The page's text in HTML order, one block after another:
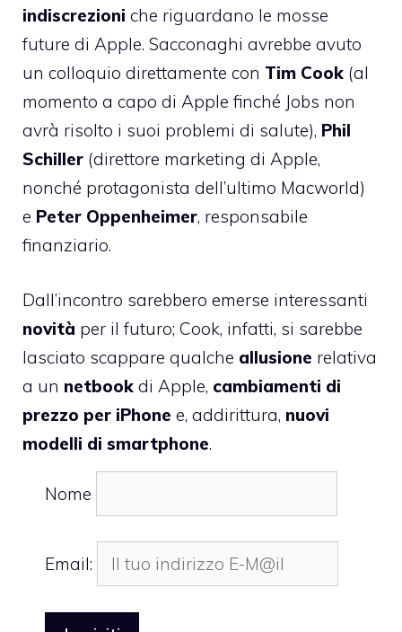
indiscrezioni che riguardano le mosse
future di Apple. Sacconaghi avrebbe avuto
un colloquio direttamente con Tim Cook (al
momento a capo di Apple finché Jobs non
avrà risolto i suoi problemi di salute), Phil
Schiller (direttore marketing di Apple,
nonché protagonista dell’ultimo Macworld)
e Peter Oppenheimer, responsabile
finanziario.
Dall’incontro sarebbero emerse interessanti
novità per il futuro; Cook, infatti, si sarebbe
lasciato scappare qualche allusione relativa
a un netbook di Apple, cambiamenti di
prezzo per iPhone e, addirittura, nuovi
modelli di smartphone.
Nome
Email: